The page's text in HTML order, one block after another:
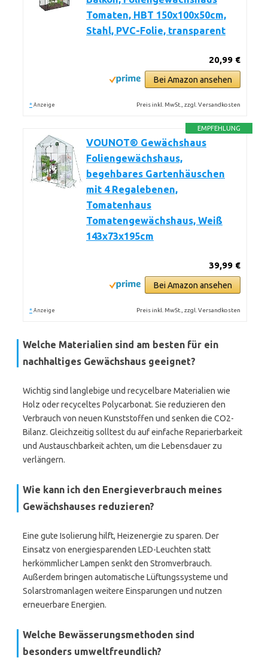
Tomaten, HBT 150x100x50cm,
Stahl, PVC-Folie, transparent
20,99 €
Bei Amazon ansehen
* Anzeige Preis inkl. MwSt., zzgl. Versandkosten
EMPFEHLUNG
VOUNOT® Gewächshaus
Foliengewächshaus,
begehbares Gartenhäuschen
mit 4 Regalebenen,
Tomatenhaus
Tomatengewächshaus, Weiß
143x73x195cm
39,99 €
Bei Amazon ansehen
* Anzeige Preis inkl. MwSt., zzgl. Versandkosten
Welche Materialien sind am besten für ein
nachhaltiges Gewächshaus geeignet?
Wichtig sind langlebige und recycelbare Materialien wie
Holz oder recyceltes Polycarbonat. Sie reduzieren den
Verbrauch von neuen Kunststoffen und senken die CO2-
Bilanz. Gleichzeitig solltest du auf einfache Reparierbarkeit
und Austauschbarkeit achten, um die Lebensdauer zu
verlängern.
Wie kann ich den Energieverbrauch meines
Gewächshauses reduzieren?
Eine gute Isolierung hilft, Heizenergie zu sparen. Der
Einsatz von energiesparenden LED-Leuchten statt
herkömmlicher Lampen senkt den Stromverbrauch.
Außerdem bringen automatische Lüftungssysteme und
Solarstromanlagen weitere Einsparungen und nutzen
erneuerbare Energien.
Welche Bewässerungsmethoden sind
besonders umweltfreundlich?